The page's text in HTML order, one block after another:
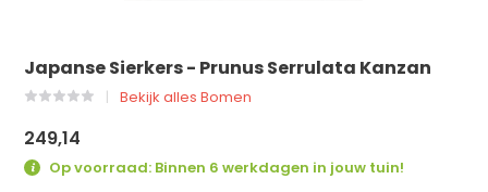
Japanse Sierkers - Prunus Serrulata Kanzan
Bekijk alles Bomen
249,14
Op voorraad: Binnen 6 werkdagen in jouw tuin!